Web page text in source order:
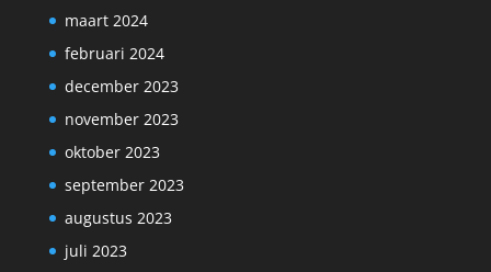
maart 2024
februari 2024
december 2023
november 2023
oktober 2023
september 2023
augustus 2023
juli 2023